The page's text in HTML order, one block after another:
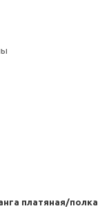
платяная/полка